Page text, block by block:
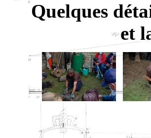
Quelques
et